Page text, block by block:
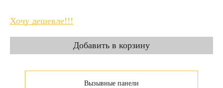
Хочу дешевле!!!
Вызывные панели